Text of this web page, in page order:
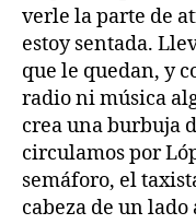
verle la parte de
estoy sentada.
que le quedan, y
radio ni música
crea una burbuja
circulamos por
semáforo, el
cabeza de un